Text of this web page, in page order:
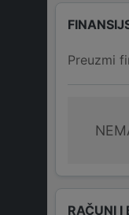
Preuzmi
RAČUNI I